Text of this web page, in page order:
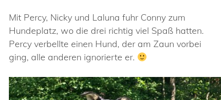
Mit Percy, Nicky und Laluna fuhr Conny zum
Hundeplatz, wo die drei richtig viel Spaß hatten.
Percy verbellte einen Hund, der am Zaun vorbei
ging, alle anderen ignorierte er.